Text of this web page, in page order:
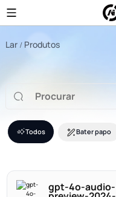
Lar Produtos
Todos Bater papo
gpt-4o-audio-